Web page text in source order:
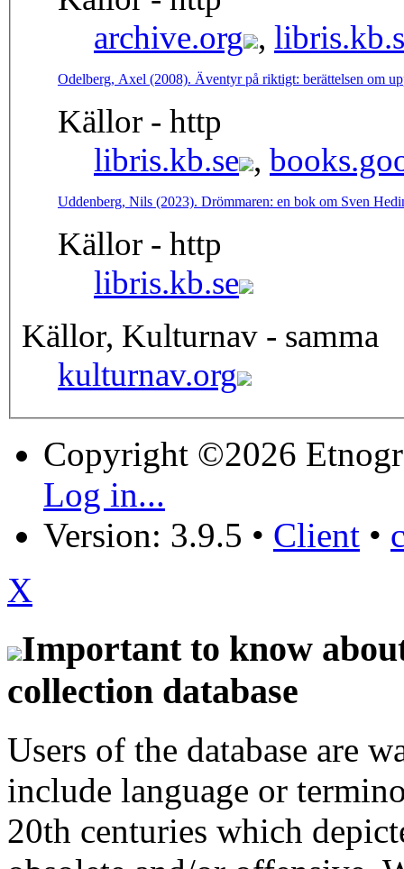
archive.org ,
Odelberg, Axel (2008). Äventyr på riktigt: berättelsen om
Källor - http
libris.kb.se ,
Uddenberg, Nils (2023). Drömmaren: en bok om Sven
Källor - http
libris.kb.se
Källor, Kulturnav - samma
kulturnav.org
Copyright ©2026
Log in...
Version: 3.9.5 • Client •
X
Important to know
collection database
Users of the database are
include language or
20th centuries which